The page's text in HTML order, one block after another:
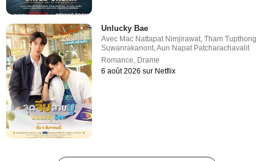
Unlucky Bae
Avec Mac Nattapat Nimjirawat,Tham Tupthong
Suwanrakanont,Aun Napat Patcharachavalit
Romance, Drame
6 août 2026 sur Netflix